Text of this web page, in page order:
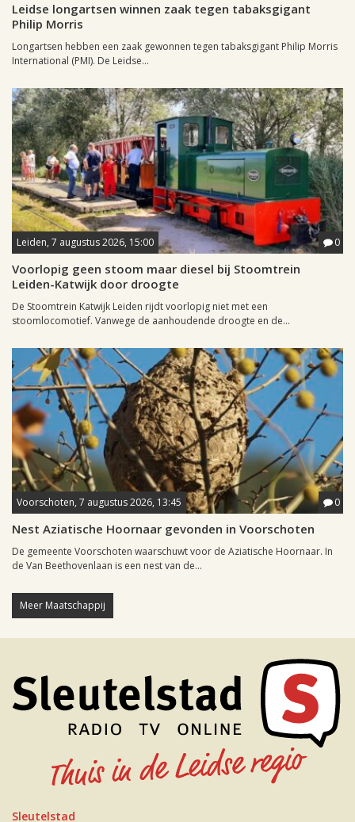
Leidse longartsen winnen zaak tegen tabaksgigant
Philip Morris
Longartsen hebben een zaak gewonnen tegen tabaksgigant Philip Morris
International (PMI). De Leidse...
Leiden, 7 augustus 2026, 15:00 0
Voorlopig geen stoom maar diesel bij Stoomtrein
Leiden-Katwijk door droogte
De Stoomtrein Katwijk Leiden rijdt voorlopig niet met een
stoomlocomotief. Vanwege de aanhoudende droogte en de...
Voorschoten, 7 augustus 2026, 13:45 0
Nest Aziatische Hoornaar gevonden in Voorschoten
De gemeente Voorschoten waarschuwt voor de Aziatische Hoornaar. In
de Van Beethovenlaan is een nest van de...
Meer Maatschappij
Sleutelstad